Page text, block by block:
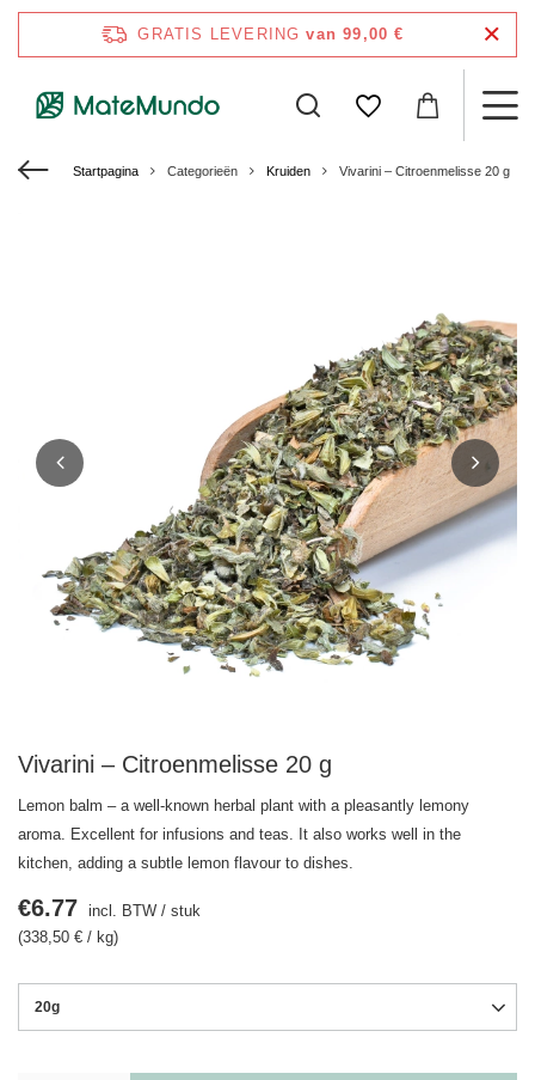
GRATIS LEVERING van 99,00 €
Startpagina Categorieën Kruiden Vivarini – Citroenmelisse 20 g
Vivarini – Citroenmelisse 20 g
Lemon balm – a well-known herbal plant with a pleasantly lemony
aroma. Excellent for infusions and teas. It also works well in the
kitchen, adding a subtle lemon flavour to dishes.
20g
€6.77 incl. BTW / stuk
(338,50 € / kg)